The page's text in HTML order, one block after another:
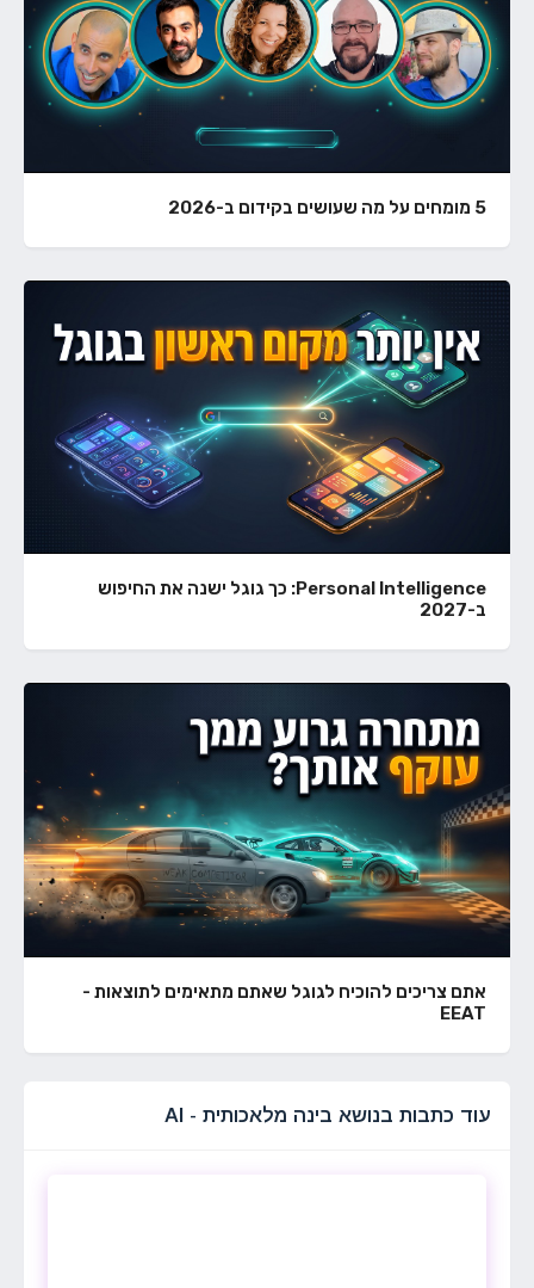
5 מומחים על מה שעושים בקידום ב-2026
Personal Intelligence: כך גוגל ישנה את החיפוש
ב-2027
אתם צריכים להוכיח לגוגל שאתם מתאימים לתוצאות -
EEAT
עוד כתבות בנושא בינה מלאכותית - AI